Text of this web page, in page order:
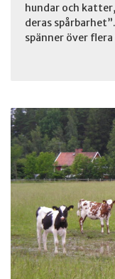
hundar och
deras
spänner över